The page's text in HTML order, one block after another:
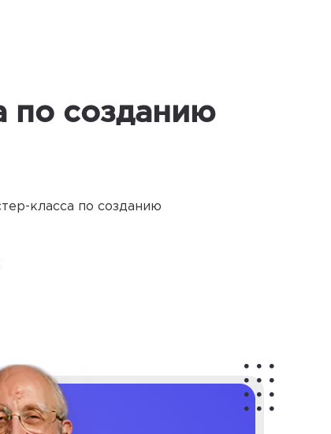
по созданию
класса по созданию